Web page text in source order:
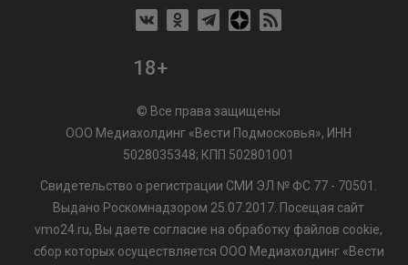
18+
© Все права защищены
ООО Медиахолдинг «Вести Подмосковья», ИНН
5028035348; КПП 502801001
Свидетельство о регистрации СМИ ЭЛ № ФС 77 - 70501.
Выдано Роскомнадзором 25.07.2017. Посещая сайт
vmo24.ru, Вы даете согласие на обработку файлов cookie,
сбор которых осуществляется ООО Медиахолдинг «Вести